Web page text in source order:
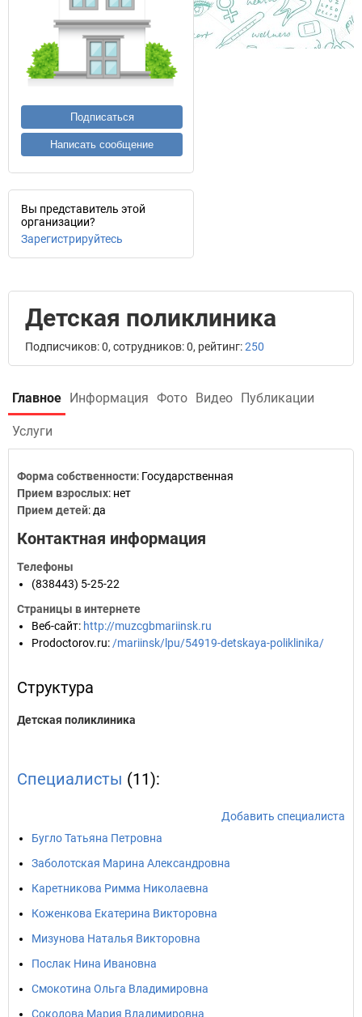
Подписаться
Написать сообщение
Вы представитель этой
организации?
Зарегистрируйтесь
Детская поликлиника
Подписчиков: 0, сотрудников: 0, рейтинг:250
Главное Информация Фото Видео Публикации
Услуги
Форма собственности: Государственная
Прием взрослых: нет
Прием детей: да
Контактная информация
Телефоны
(838443) 5-25-22
Страницы в интернете
Веб-сайт: http://muzcgbmariinsk.ru
Prodoctorov.ru: /mariinsk/lpu/54919-detskaya-poliklinika/
Структура
Детская поликлиника
Специалисты (11):
Добавить специалиста
Бугло Татьяна Петровна
Заболотская Марина Александровна
Каретникова Римма Николаевна
Коженкова Екатерина Викторовна
Мизунова Наталья Викторовна
Послак Нина Ивановна
Смокотина Ольга Владимировна
Соколова Мария Владимировна